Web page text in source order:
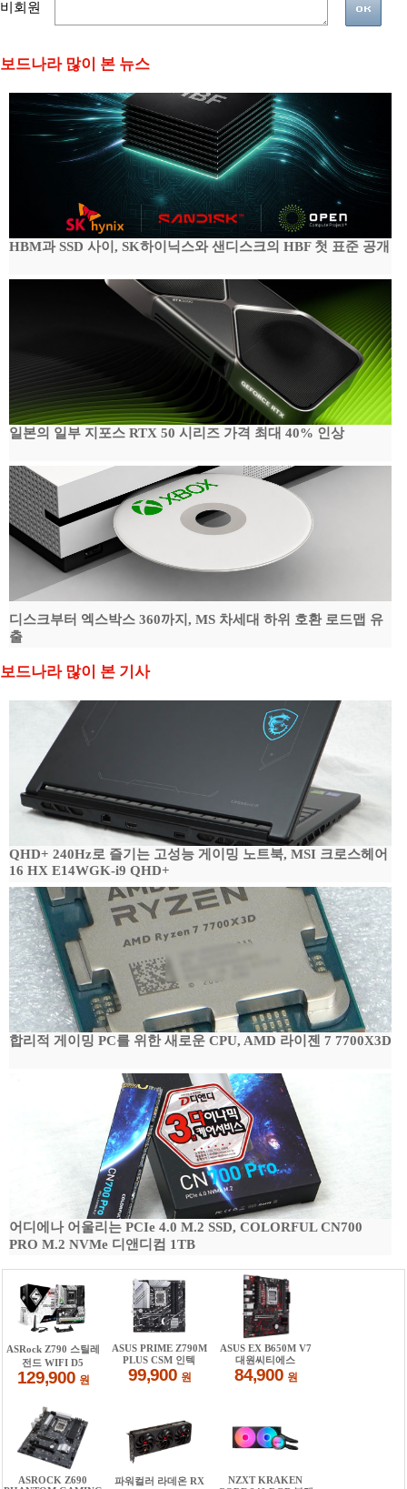
비회원
보드나라 많이 본 뉴스
HBM과 SSD 사이, SK하이닉스와 샌디스크의 HBF 첫 표준 공개
일본의 일부 지포스 RTX 50 시리즈 가격 최대 40% 인상
디스크부터 엑스박스 360까지, MS 차세대 하위 호환 로드맵 유
출
보드나라 많이 본 기사
QHD+ 240Hz로 즐기는 고성능 게이밍 노트북, MSI 크로스헤어
16 HX E14WGK-i9 QHD+
합리적 게이밍 PC를 위한 새로운 CPU, AMD 라이젠 7 7700X3D
어디에나 어울리는 PCIe 4.0 M.2 SSD, COLORFUL CN700
PRO M.2 NVMe 디앤디컴 1TB